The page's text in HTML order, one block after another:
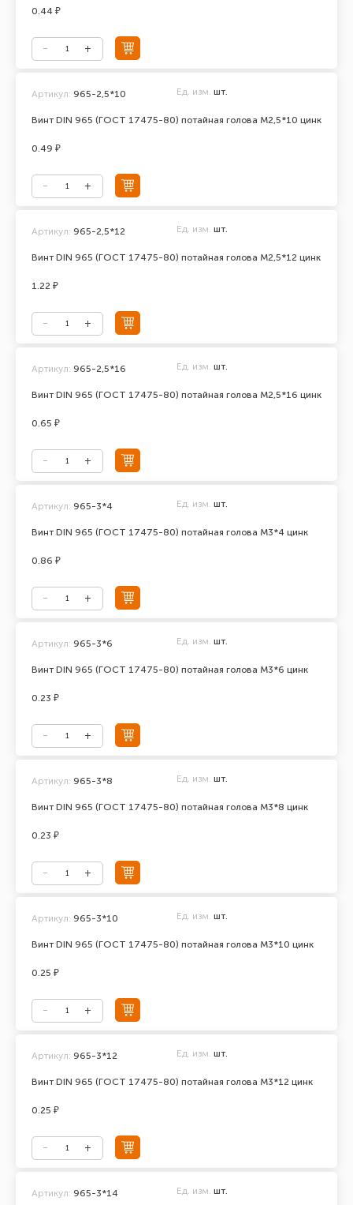
0.44 ₽
Винт DIN 965 (ГОСТ 17475-80) потайная голова М2,5*10 цинк
Артикул: 965-2,5*10 Ед. изм. шт.
0.49 ₽
Винт DIN 965 (ГОСТ 17475-80) потайная голова М2,5*12 цинк
Артикул: 965-2,5*12 Ед. изм. шт.
1.22 ₽
Винт DIN 965 (ГОСТ 17475-80) потайная голова М2,5*16 цинк
Артикул: 965-2,5*16 Ед. изм. шт.
0.65 ₽
Винт DIN 965 (ГОСТ 17475-80) потайная голова М3*4 цинк
Артикул: 965-3*4 Ед. изм. шт.
0.86 ₽
Винт DIN 965 (ГОСТ 17475-80) потайная голова М3*6 цинк
Артикул: 965-3*6 Ед. изм. шт.
0.23 ₽
Винт DIN 965 (ГОСТ 17475-80) потайная голова М3*8 цинк
Артикул: 965-3*8 Ед. изм. шт.
0.23 ₽
Винт DIN 965 (ГОСТ 17475-80) потайная голова М3*10 цинк
Артикул: 965-3*10 Ед. изм. шт.
0.25 ₽
Винт DIN 965 (ГОСТ 17475-80) потайная голова М3*12 цинк
Артикул: 965-3*12 Ед. изм. шт.
0.25 ₽
Артикул: 965-3*14 Ед. изм. шт.